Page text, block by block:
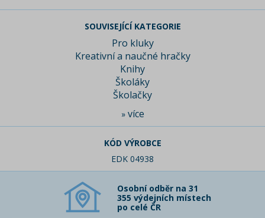
SOUVISEJÍCÍ KATEGORIE
Pro kluky
Kreativní a naučné hračky
Knihy
Školáky
Školačky
» více
KÓD VÝROBCE
EDK 04938
Osobní odběr na 31
355 výdejních místech
po celé ČR